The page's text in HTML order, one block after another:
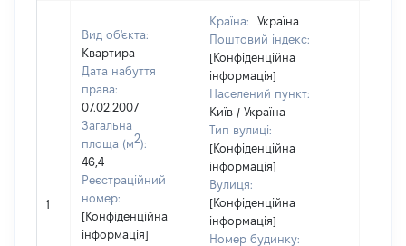
1
Вид об'єкта:
Квартира
Дата набуття
права:
07.02.2007
Загальна
площа (м2):
46,4
Реєстраційний
номер:
[Конфіденційна
інформація]
Країна:
Україна
Поштовий індекс:
[Конфіденційна
інформація]
Населений пункт:
Київ / Україна
Тип вулиці:
[Конфіденційна
інформація]
Вулиця:
[Конфіденційна
інформація]
Номер будинку: